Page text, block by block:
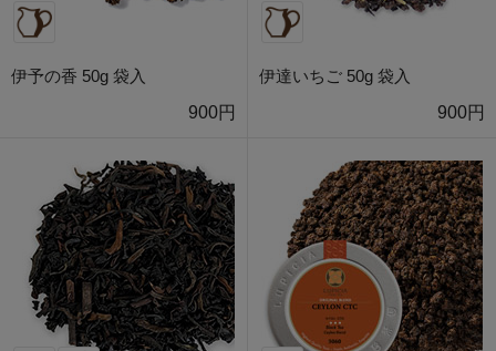
伊予の香 50g 袋入
900円
伊達いちご 50g 袋入
900円